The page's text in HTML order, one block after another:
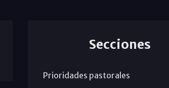
Secciones
Prioridades pastorales